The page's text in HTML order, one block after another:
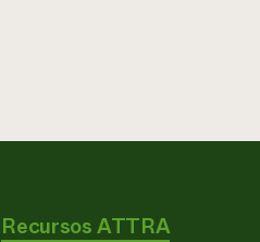
Recursos ATTRA